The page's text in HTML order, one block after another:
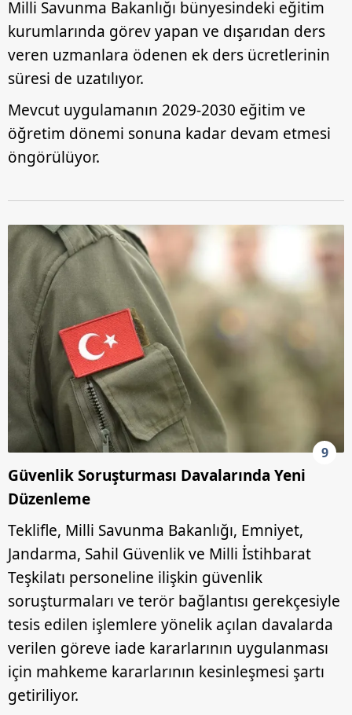
toplumu hizmetlerinin sunulması amacıyla
kullanılmaktadır. Diğer çerezler, sitemizin daha işlevsel
kılınması ve kişiselleştirilmesi ve sizlere yönelik
reklam/pazarlama faaliyetlerinin yapılması, amaçlarıyla
sınırlı olarak açık rızanız dahilinde kullanılacaktır.
Çerezlere ilişkin tercihlerinizi aşağıda yer alan panel
vasıtasıyla belirleyebilirsiniz. Çerezlere ilişkin detaylı bilgi
için Ayarlar butonuna tıklayabilir,
6698 sayılı Kişisel Verilerin Korunması Kanunu uyarınca
hazırlanmış Aydınlatma Metnimizi okumak ve sitemizde
ilgili mevzuata uygun olarak kullanılan çerezlerle ilgili bilgi
almak için lütfen
tıklayınız.
Milli Savunma Bakanlığı bünyesindeki eğitim
kurumlarında görev yapan ve dışarıdan ders
veren uzmanlara ödenen ek ders ücretlerinin
süresi de uzatılıyor.
Mevcut uygulamanın 2029-2030 eğitim ve
öğretim dönemi sonuna kadar devam etmesi
öngörülüyor.
9
Güvenlik Soruşturması Davalarında Yeni
Düzenleme
Teklifle, Milli Savunma Bakanlığı, Emniyet,
Jandarma, Sahil Güvenlik ve Milli İstihbarat
Teşkilatı personeline ilişkin güvenlik
soruşturmaları ve terör bağlantısı gerekçesiyle
tesis edilen işlemlere yönelik açılan davalarda
verilen göreve iade kararlarının uygulanması
için mahkeme kararlarının kesinleşmesi şartı
getiriliyor.